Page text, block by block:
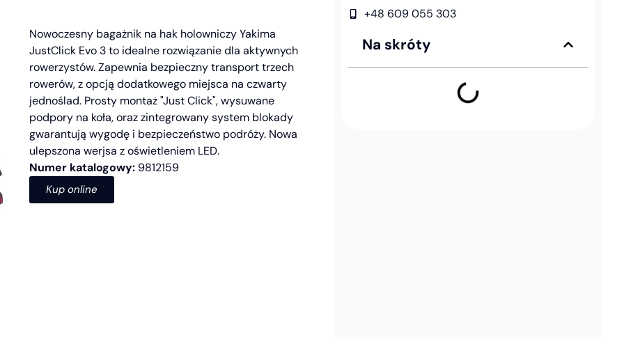
Nowoczesny bagażnik na hak holowniczy Yakima
JustClick Evo 3 to idealne rozwiązanie dla aktywnych
rowerzystów. Zapewnia bezpieczny transport trzech
rowerów, z opcją dodatkowego miejsca na czwarty
jednoślad. Prosty montaż "Just Click", wysuwane
podpory na koła, oraz zintegrowany system blokady
gwarantują wygodę i bezpieczeństwo podróży. Nowa
ulepszona werjsa z oświetleniem LED.
Numer katalogowy: 9812159
Kup online
+48 609 055 303
Na skróty